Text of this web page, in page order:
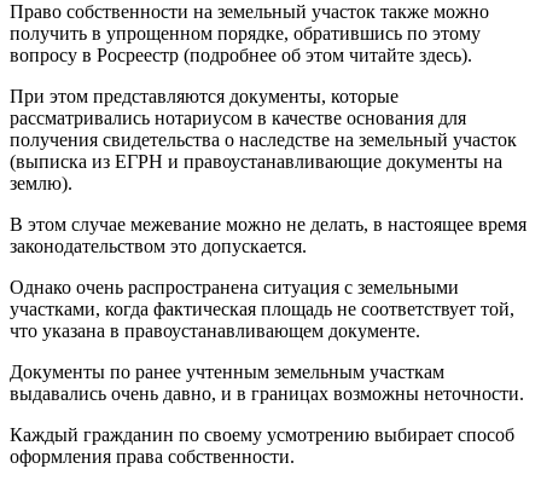
Право собственности на земельный участок также можно
получить в упрощенном порядке, обратившись по этому
вопросу в Росреестр (подробнее об этом читайте здесь).
При этом представляются документы, которые
рассматривались нотариусом в качестве основания для
получения свидетельства о наследстве на земельный участок
(выписка из ЕГРН и правоустанавливающие документы на
землю).
В этом случае межевание можно не делать, в настоящее время
законодательством это допускается.
Однако очень распространена ситуация с земельными
участками, когда фактическая площадь не соответствует той,
что указана в правоустанавливающем документе.
Документы по ранее учтенным земельным участкам
выдавались очень давно, и в границах возможны неточности.
Каждый гражданин по своему усмотрению выбирает способ
оформления права собственности.